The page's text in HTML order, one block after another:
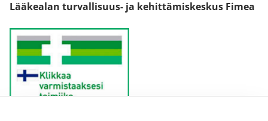
Lääkealan turvallisuus- ja kehittämiskeskus Fimea